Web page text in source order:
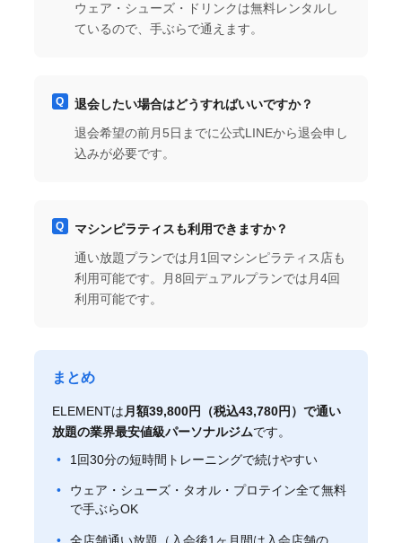
ウェア・シューズ・ドリンクは無料レンタルし
ているので、手ぶらで通えます。
退会したい場合はどうすればいいですか？
退会希望の前月5日までに公式LINEから退会申し
込みが必要です。
マシンピラティスも利用できますか？
通い放題プランでは月1回マシンピラティス店も
利用可能です。月8回デュアルプランでは月4回
利用可能です。
まとめ
ELEMENTは月額39,800円（税込43,780円）で通い
放題の業界最安値級パーソナルジムです。
1回30分の短時間トレーニングで続けやすい
ウェア・シューズ・タオル・プロテイン全て無料
で手ぶらOK